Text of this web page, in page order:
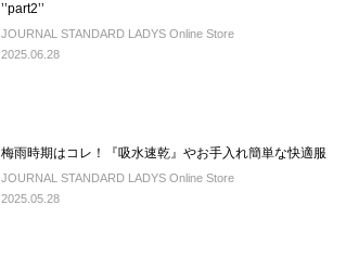
’’part2’’
JOURNAL STANDARD LADYS Online Store
2025.06.28
梅雨時期はコレ！『吸水速乾』やお手入れ簡単な快適服
JOURNAL STANDARD LADYS Online Store
2025.05.28